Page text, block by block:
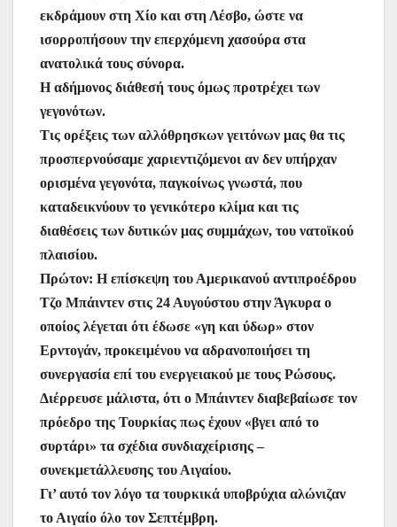
εκδράμουν στη Χίο και στη Λέσβο, ώστε να
ισορροπήσουν την επερχόμενη χασούρα στα
ανατολικά τους σύνορα.
Η αδήμονος διάθεσή τους όμως προτρέχει των
γεγονότων.
Τις ορέξεις των αλλόθρησκων γειτόνων μας θα τις
προσπερνούσαμε χαριεντιζόμενοι αν δεν υπήρχαν
ορισμένα γεγονότα, παγκοίνως γνωστά, που
καταδεικνύουν το γενικότερο κλίμα και τις
διαθέσεις των δυτικών μας συμμάχων, του νατοϊκού
πλαισίου.
Πρώτον: Η επίσκεψη του Αμερικανού αντιπροέδρου
Τζο Μπάιντεν στις 24 Αυγούστου στην Άγκυρα ο
οποίος λέγεται ότι έδωσε «γη και ύδωρ» στον
Ερντογάν, προκειμένου να αδρανοποιήσει τη
συνεργασία επί του ενεργειακού με τους Ρώσους.
Διέρρευσε μάλιστα, ότι ο Μπάιντεν διαβεβαίωσε τον
πρόεδρο της Τουρκίας πως έχουν «βγει από το
συρτάρι» τα σχέδια συνδιαχείρισης –
συνεκμετάλλευσης του Αιγαίου.
Γι’ αυτό τον λόγο τα τουρκικά υποβρύχια αλώνιζαν
το Αιγαίο όλο τον Σεπτέμβρη.